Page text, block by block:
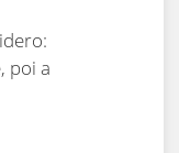
poi a